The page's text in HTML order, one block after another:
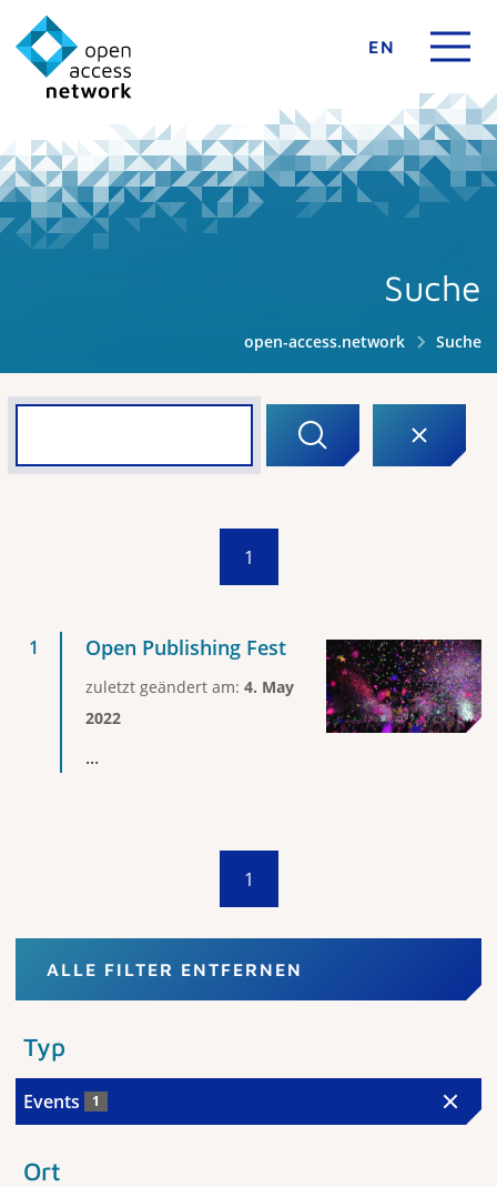
EN
Suche
open-access.network Suche
1
Open Publishing Fest
zuletzt geändert am: 4. May
2022
...
1
ALLE FILTER ENTFERNEN
Typ
Events 1
Ort